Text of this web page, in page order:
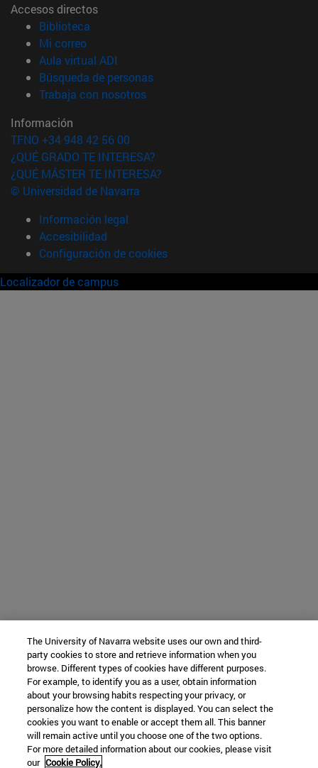
Accesos directos
Biblioteca
Mi correo(abre en nueva ventana)
Aula virtual ADI
Búsqueda de personas(abre en nueva ventana)
Trabaja con nosotros(abre en nueva ventana)
Información
TFNO +34 948 42 56 00
¿QUÉ GRADO TE INTERESA?
¿QUÉ MÁSTER TE INTERESA?
© Universidad de Navarra
Información legal
Accesibilidad
Configuración de cookies
Localizador de campus
The University of Navarra website uses our own and third-
party cookies to store and retrieve information when you
browse. Different types of cookies have different purposes.
For example, to identify you as a user, obtain information
about your browsing habits respecting your privacy, or
personalize how the content is displayed. You can select the
cookies you want to enable or accept them all. This banner
will remain active until you choose one of the two options.
For more detailed information about our cookies, please visit
our Cookie Policy.